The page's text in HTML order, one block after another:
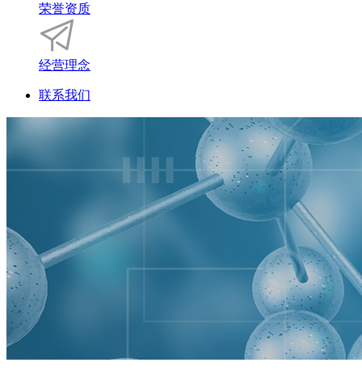
荣誉资质
经营理念
联系我们